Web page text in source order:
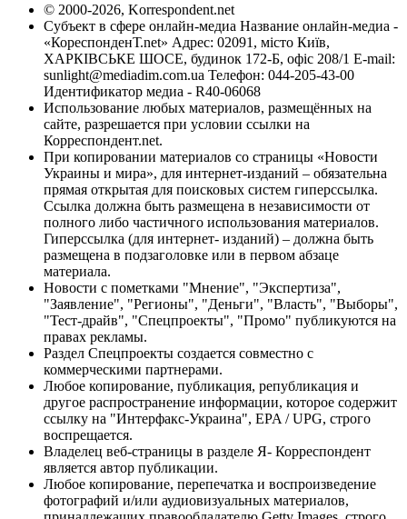
© 2000-2026, Korrespondent.net
Субъект в сфере онлайн-медиа Название онлайн-медиа -
«КореспонденТ.net» Адрес: 02091, місто Київ,
ХАРКІВСЬКЕ ШОСЕ, будинок 172-Б, офіс 208/1 E-mail:
sunlight@mediadim.com.ua Телефон: 044-205-43-00
Идентификатор медиа - R40-06068
Использование любых материалов, размещённых на
сайте, разрешается при условии ссылки на
Корреспондент.net.
При копировании материалов со страницы «Новости
Украины и мира», для интернет-изданий – обязательна
прямая открытая для поисковых систем гиперссылка.
Ссылка должна быть размещена в независимости от
полного либо частичного использования материалов.
Гиперссылка (для интернет- изданий) – должна быть
размещена в подзаголовке или в первом абзаце
материала.
Новости с пометками "Мнение", "Экспертиза",
"Заявление", "Регионы", "Деньги", "Власть", "Выборы",
"Тест-драйв", "Спецпроекты", "Промо" публикуются на
правах рекламы.
Раздел Спецпроекты создается совместно с
коммерческими партнерами.
Любое копирование, публикация, републикация и
другое распространение информации, которое содержит
ссылку на "Интерфакс-Украина", EPA / UPG, строго
воспрещается.
Владелец веб-страницы в разделе Я- Корреспондент
является автор публикации.
Любое копирование, перепечатка и воспроизведение
фотографий и/или аудиовизуальных материалов,